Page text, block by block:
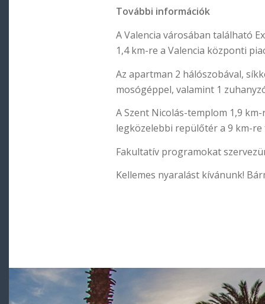
További információk
A Valencia városában található
1,4 km-re a Valencia központi
Az apartman 2 hálószobával,
mosógéppel, valamint 1
A Szent Nicolás-templom 1,9
legközelebbi repülőtér a 9 km-
Fakultatív programokat
Kellemes nyaralást kívánunk!